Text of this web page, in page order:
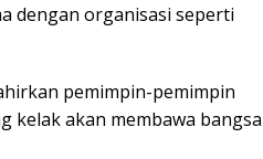
dengan organisasi seperti
pemimpin-pemimpin
kelak akan membawa bangsa